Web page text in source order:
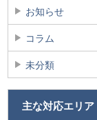
お知らせ
コラム
未分類
主な対応エリア